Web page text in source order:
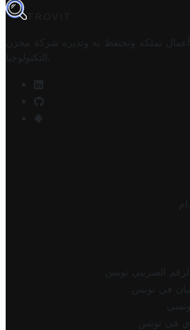
TROVIT
تملكه وتحتفظ به وتديره
شركة مخزن
التكنولوجيا
الضريبي تونس
في تونس
في تونس